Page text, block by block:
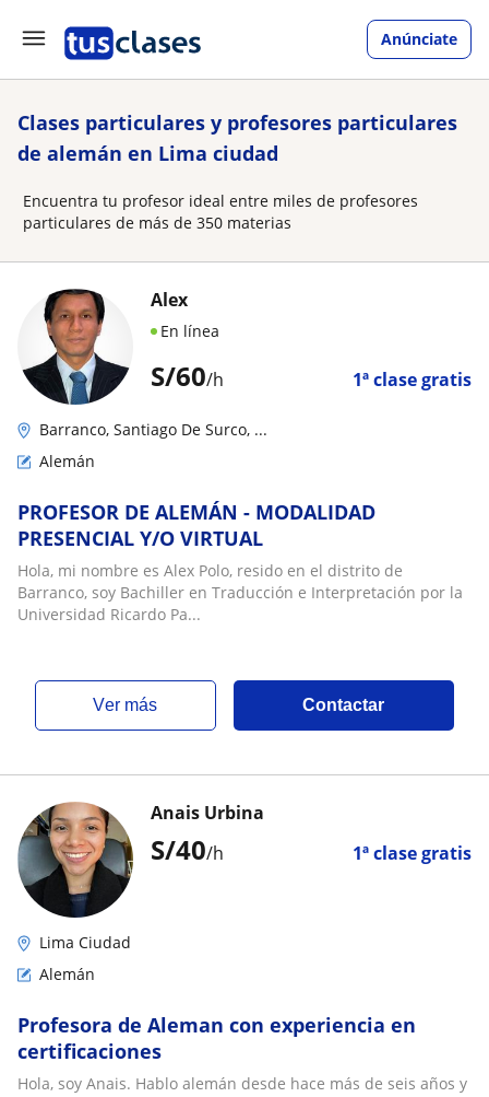
Anúnciate
Clases particulares y profesores particulares
de alemán en Lima ciudad
Encuentra tu profesor ideal entre miles de profesores
particulares de más de 350 materias
S/60/h 1ª clase gratis
Alex
En línea
Barranco, Santiago De Surco, ...
Alemán
PROFESOR DE ALEMÁN - MODALIDAD
PRESENCIAL Y/O VIRTUAL
Hola, mi nombre es Alex Polo, resido en el distrito de
Barranco, soy Bachiller en Traducción e Interpretación por la
Universidad Ricardo Pa...
ver más Contactar
S/40/h 1ª clase gratis
Anais Urbina
Lima Ciudad
Alemán
Profesora de Aleman con experiencia en
certificaciones
Hola, soy Anais. Hablo alemán desde hace más de seis años y